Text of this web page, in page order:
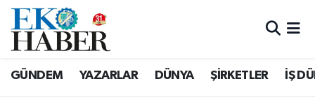
GÜNDEM YAZARLAR DÜNYA ŞİRKETLER İŞ
Hava Durumu